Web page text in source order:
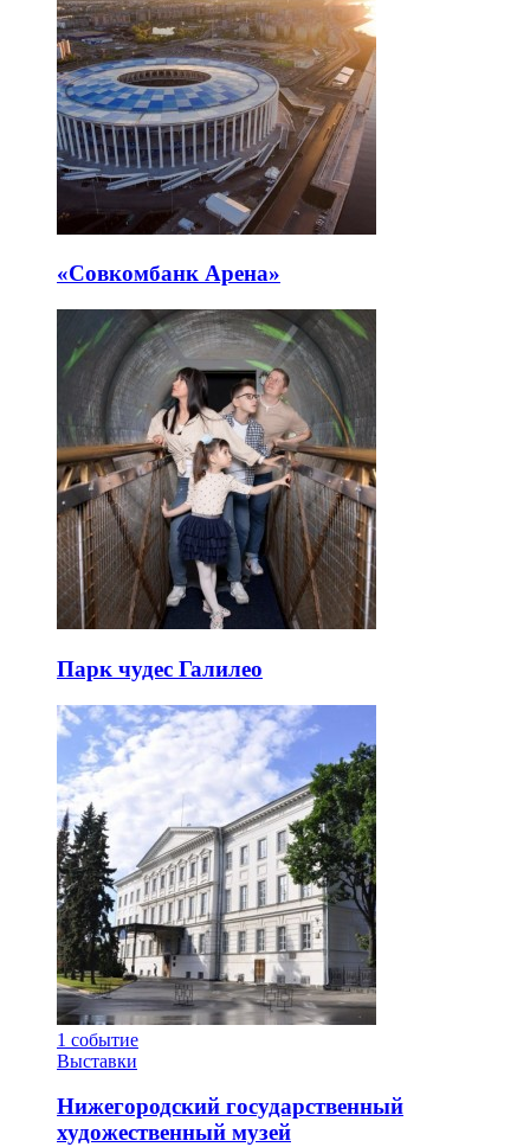
«Совкомбанк Арена⁠»
Парк чудес Галилео
1 событие
Выставки
Нижегородский государственный
художественный музей